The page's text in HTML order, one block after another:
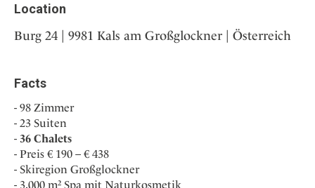
Location
Burg 24 | 9981 Kals am Großglockner | Österreich
Facts
98 Zimmer
23 Suiten
36 Chalets
Preis € 190 – € 438
Skiregion Großglockner
3.000 m² Spa mit Naturkosmetik